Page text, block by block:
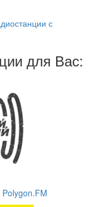
с
для Вас: